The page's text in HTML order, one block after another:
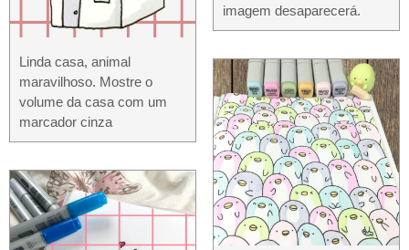
Linda casa, animal
maravilhoso. Mostre o
volume da casa com um
marcador cinza
imagem desaparecerá.